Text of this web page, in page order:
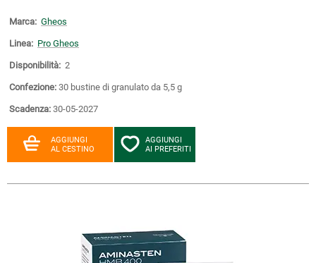
Marca: Gheos
Linea: Pro Gheos
Disponibilità: 2
Confezione: 30 bustine di granulato da 5,5 g
Scadenza: 30-05-2027
AGGIUNGI
AL CESTINO
AGGIUNGI
AI PREFERITI